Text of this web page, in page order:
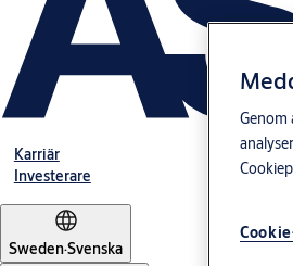
Karriär
Investerare
Sweden·Svenska
Genom